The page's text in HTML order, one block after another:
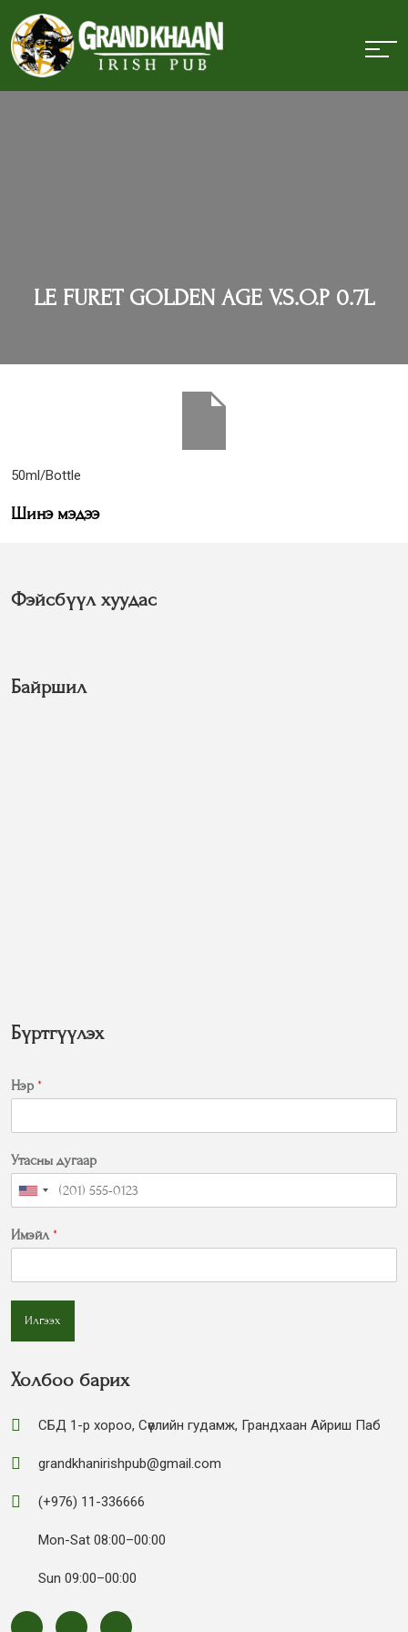
LE FURET GOLDEN AGE V.S.O.P 0.7L
50ml/Bottle
Шинэ мэдээ
Фэйсбүүл хуудас
Байршил
Бүртгүүлэх
Нэр *
Утасны дугаар
Имэйл *
Илгээх
Холбоо барих
СБД 1-р хороо, Сөүлийн гудамж, Грандхаан Айриш Паб
grandkhanirishpub@gmail.com
(+976) 11-336666
Mon-Sat 08:00–00:00
Sun 09:00–00:00